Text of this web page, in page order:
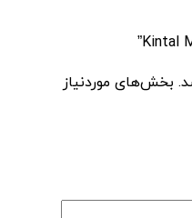
بخش‌های موردنیاز